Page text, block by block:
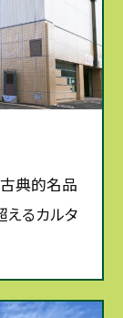
古典的名品
えるカルタ